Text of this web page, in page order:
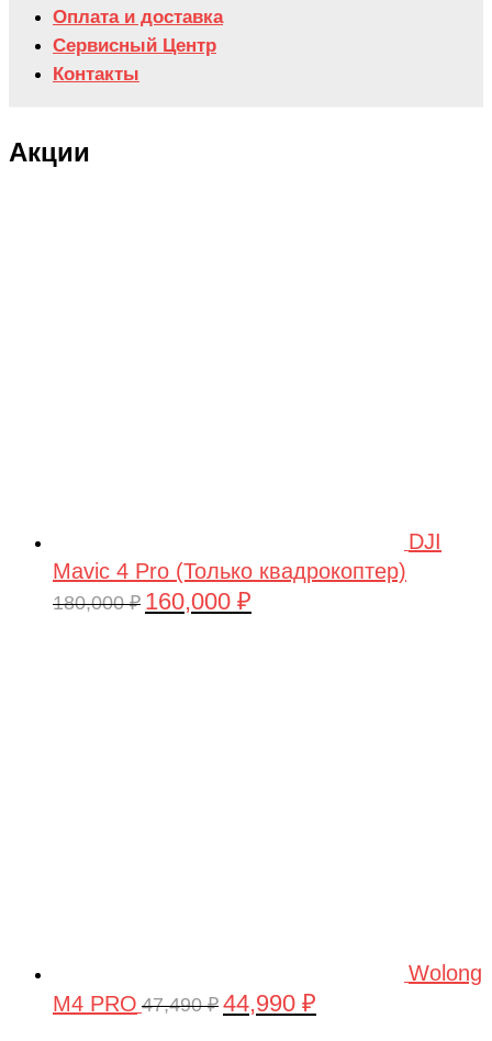
Оплата и доставка
Сервисный Центр
Контакты
Акции
DJI
Mavic 4 Pro (Только квадрокоптер)
180,000₽ Первоначальная
160,000 ₽
Wolong
M4 PRO 47,490₽ Первоначальная
44,990 ₽